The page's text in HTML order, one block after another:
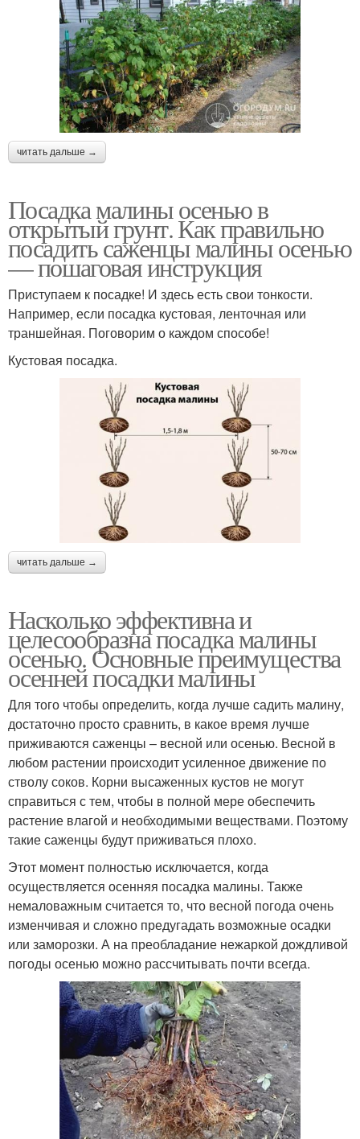
читать дальше →
Посадка малины осенью в
открытый грунт. Как правильно
посадить саженцы малины осенью
— пошаговая инструкция
Приступаем к посадке! И здесь есть свои тонкости.
Например, если посадка кустовая, ленточная или
траншейная. Поговорим о каждом способе!
Кустовая посадка.
читать дальше →
Насколько эффективна и
целесообразна посадка малины
осенью. Основные преимущества
осенней посадки малины
Для того чтобы определить, когда лучше садить малину,
достаточно просто сравнить, в какое время лучше
приживаются саженцы – весной или осенью. Весной в
любом растении происходит усиленное движение по
стволу соков. Корни высаженных кустов не могут
справиться с тем, чтобы в полной мере обеспечить
растение влагой и необходимыми веществами. Поэтому
такие саженцы будут приживаться плохо.
Этот момент полностью исключается, когда
осуществляется осенняя посадка малины. Также
немаловажным считается то, что весной погода очень
изменчивая и сложно предугадать возможные осадки
или заморозки. А на преобладание нежаркой дождливой
погоды осенью можно рассчитывать почти всегда.